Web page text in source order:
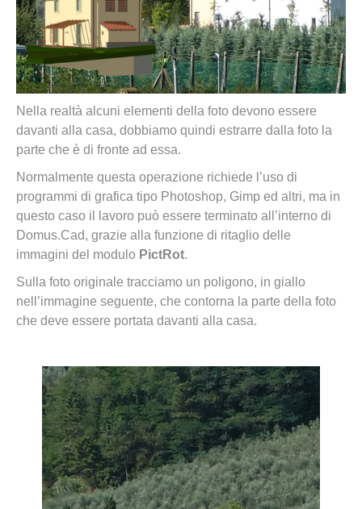
Nella realtà alcuni elementi della foto devono essere
davanti alla casa, dobbiamo quindi estrarre dalla foto la
parte che è di fronte ad essa.
Normalmente questa operazione richiede l’uso di
programmi di grafica tipo Photoshop, Gimp ed altri, ma in
questo caso il lavoro può essere terminato all’interno di
Domus.Cad, grazie alla funzione di ritaglio delle
immagini del modulo PictRot.
Sulla foto originale tracciamo un poligono, in giallo
nell’immagine seguente, che contorna la parte della foto
che deve essere portata davanti alla casa.